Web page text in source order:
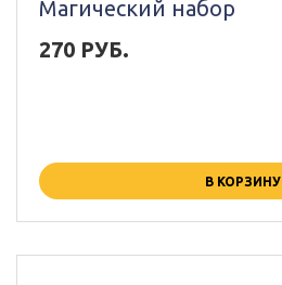
Магический набор
270 РУБ.
В КОРЗИНУ